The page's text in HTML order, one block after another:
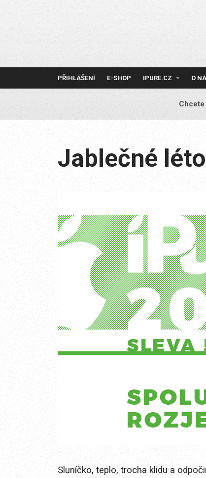
PŘIHLÁŠENÍ E-SHOP IPURE.CZ O
Jablečné
Sluníčko, teplo, trocha klidu a